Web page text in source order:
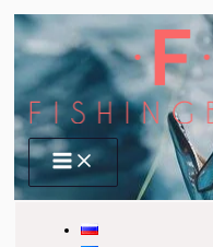
Перейти
содержимому
Main
Menu